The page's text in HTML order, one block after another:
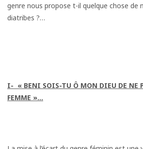
genre nous propose t-il quelque chose de
diatribes ?…
I- « BENI SOIS-TU Ô MON DIEU DE NE
FEMME »…